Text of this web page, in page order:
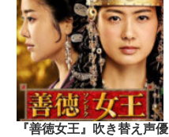
『善徳女王』吹き替え声優